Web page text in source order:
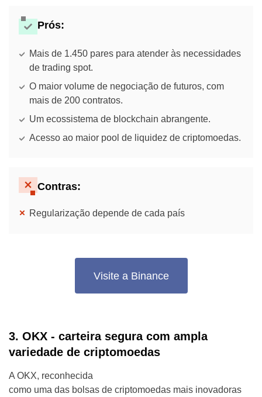
Prós:
Mais de 1.450 pares para atender às necessidades
de trading spot.
O maior volume de negociação de futuros, com
mais de 200 contratos.
Um ecossistema de blockchain abrangente.
Acesso ao maior pool de liquidez de criptomoedas.
Contras:
Regularização depende de cada país
Visite a Binance
3. OKX - carteira segura com ampla
variedade de criptomoedas
A OKX, reconhecida
como uma das bolsas de criptomoedas mais inovadoras